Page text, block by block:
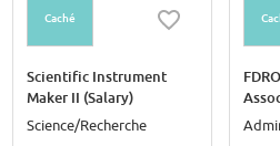
Caché
Scientific Instrument
Maker II (Salary)
Science/Recherche